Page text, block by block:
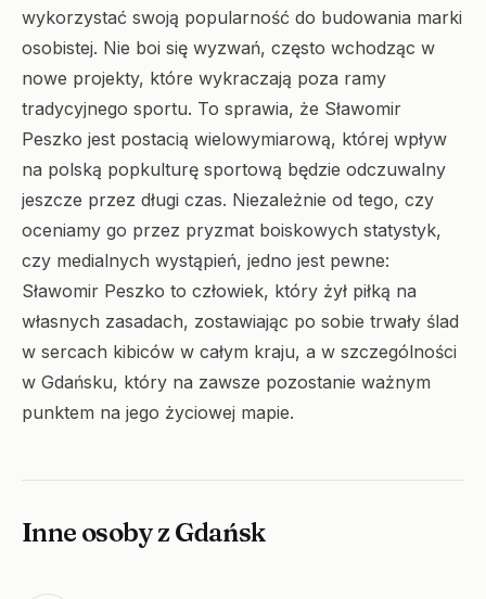
wykorzystać swoją popularność do budowania marki
osobistej. Nie boi się wyzwań, często wchodząc w
nowe projekty, które wykraczają poza ramy
tradycyjnego sportu. To sprawia, że Sławomir
Peszko jest postacią wielowymiarową, której wpływ
na polską popkulturę sportową będzie odczuwalny
jeszcze przez długi czas. Niezależnie od tego, czy
oceniamy go przez pryzmat boiskowych statystyk,
czy medialnych wystąpień, jedno jest pewne:
Sławomir Peszko to człowiek, który żył piłką na
własnych zasadach, zostawiając po sobie trwały ślad
w sercach kibiców w całym kraju, a w szczególności
w Gdańsku, który na zawsze pozostanie ważnym
punktem na jego życiowej mapie.
Inne osoby z Gdańsk